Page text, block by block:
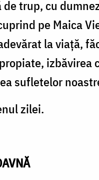
de trup, cu
pe Maica
la viaţă,
izbăvirea
sufletelor
zilei.